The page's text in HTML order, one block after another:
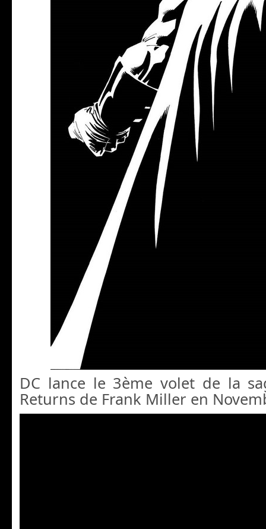
DC lance le 3ème volet de la
Returns de Frank Miller en